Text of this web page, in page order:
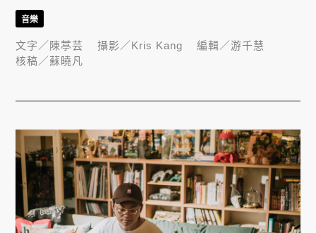
音樂
文字／ 陳葶芸 攝影／Kris Kang 編輯／游千慧
核稿／蘇曉凡